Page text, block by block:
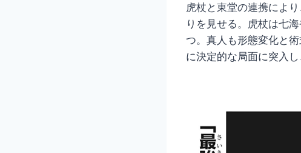
虎杖と東堂の連携によ
りを見せる。虎杖は七
つ。真人も形態変化と
に決定的な局面に突入